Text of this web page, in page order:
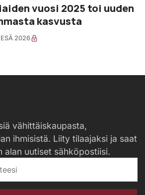
vuosi 2025 toi uuden
kasvusta
2026
vähittäiskaupasta,
ihmisistä. Liity tilaajaksi ja saat
alan uutiset sähköpostiisi.